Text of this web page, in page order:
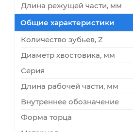
Длина режущей части, мм
Общие характеристики
Количество зубьев, Z
Диаметр хвостовика, мм
Серия
Длина рабочей части, мм
Внутреннее обозначение
Форма торца